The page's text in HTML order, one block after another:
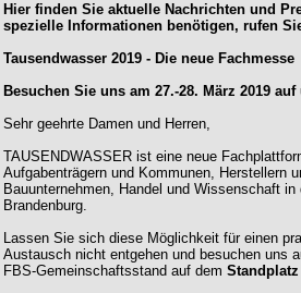
Hier finden Sie aktuelle Nachrichten und
spezielle Informationen benötigen, rufen
Tausendwasser 2019 - Die neue Fachmesse
Besuchen Sie uns am 27.-28. März 2019
Sehr geehrte Damen und Herren,
TAUSENDWASSER ist eine neue
Aufgabenträgern und Kommunen, Herstellern
Bauunternehmen, Handel und Wissenschaft
Brandenburg.
Lassen Sie sich diese Möglichkeit für einen
Austausch nicht entgehen und besuchen uns
FBS-Gemeinschaftsstand auf dem Standplatz